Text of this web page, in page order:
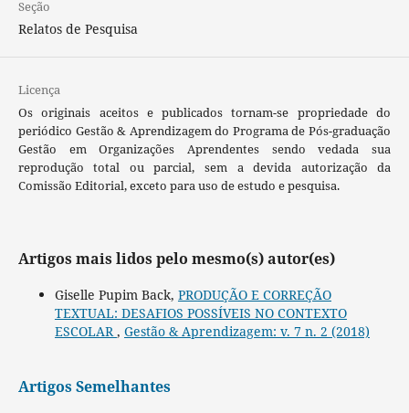
Seção
Relatos de Pesquisa
Licença
Os originais aceitos e publicados tornam-se propriedade do
periódico Gestão & Aprendizagem do Programa de Pós-graduação
Gestão em Organizações Aprendentes sendo vedada sua
reprodução total ou parcial, sem a devida autorização da
Comissão Editorial, exceto para uso de estudo e pesquisa.
Artigos mais lidos pelo mesmo(s) autor(es)
Giselle Pupim Back, PRODUÇÃO E CORREÇÃO
TEXTUAL: DESAFIOS POSSÍVEIS NO CONTEXTO
ESCOLAR, Gestão & Aprendizagem: v. 7 n. 2 (2018)
Artigos Semelhantes